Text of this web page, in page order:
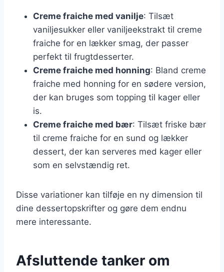
Creme fraiche med vanilje: Tilsæt
vaniljesukker eller vaniljeekstrakt til creme
fraiche for en lækker smag, der passer
perfekt til frugtdesserter.
Creme fraiche med honning: Bland creme
fraiche med honning for en sødere version,
der kan bruges som topping til kager eller
is.
Creme fraiche med bær: Tilsæt friske bær
til creme fraiche for en sund og lækker
dessert, der kan serveres med kager eller
som en selvstændig ret.
Disse variationer kan tilføje en ny dimension til
dine dessertopskrifter og gøre dem endnu
mere interessante.
Afsluttende tanker om